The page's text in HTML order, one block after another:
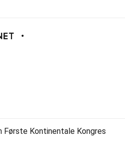
Kontinentale Kongres